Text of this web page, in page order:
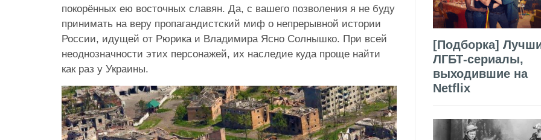
покорённых ею восточных славян. Да, с вашего позволения я не буду
принимать на веру пропагандистский миф о непрерывной истории
России, идущей от Рюрика и Владимира Ясно Солнышко. При всей
неоднозначности этих персонажей, их наследие куда проще найти
как раз у Украины.
[Подборка]
ЛГБТ-сериалы,
выходившие на
Netflix